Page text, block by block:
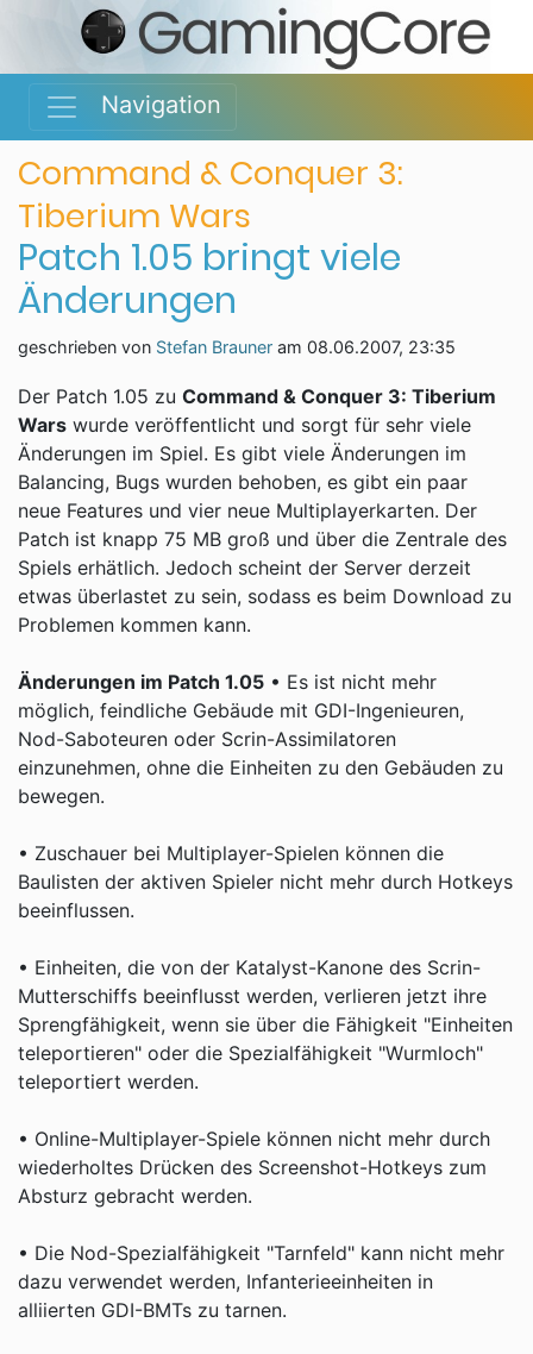
Navigation
Command & Conquer 3:
Tiberium Wars
Patch 1.05 bringt viele
Änderungen
geschrieben von Stefan Brauner am 08.06.2007, 23:35
Der Patch 1.05 zu Command & Conquer 3: Tiberium
Wars wurde veröffentlicht und sorgt für sehr viele
Änderungen im Spiel. Es gibt viele Änderungen im
Balancing, Bugs wurden behoben, es gibt ein paar
neue Features und vier neue Multiplayerkarten. Der
Patch ist knapp 75 MB groß und über die Zentrale des
Spiels erhätlich. Jedoch scheint der Server derzeit
etwas überlastet zu sein, sodass es beim Download zu
Problemen kommen kann.
Änderungen im Patch 1.05 • Es ist nicht mehr
möglich, feindliche Gebäude mit GDI-Ingenieuren,
Nod-Saboteuren oder Scrin-Assimilatoren
einzunehmen, ohne die Einheiten zu den Gebäuden zu
bewegen.
• Zuschauer bei Multiplayer-Spielen können die
Baulisten der aktiven Spieler nicht mehr durch Hotkeys
beeinflussen.
• Einheiten, die von der Katalyst-Kanone des Scrin-
Mutterschiffs beeinflusst werden, verlieren jetzt ihre
Sprengfähigkeit, wenn sie über die Fähigkeit "Einheiten
teleportieren" oder die Spezialfähigkeit "Wurmloch"
teleportiert werden.
• Online-Multiplayer-Spiele können nicht mehr durch
wiederholtes Drücken des Screenshot-Hotkeys zum
Absturz gebracht werden.
• Die Nod-Spezialfähigkeit "Tarnfeld" kann nicht mehr
dazu verwendet werden, Infanterieeinheiten in
alliierten GDI-BMTs zu tarnen.